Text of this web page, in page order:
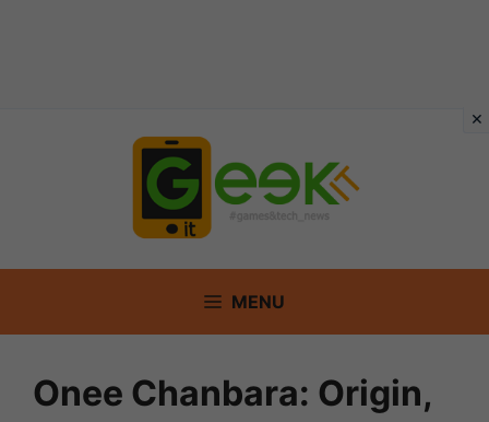
MENU
Onee Chanbara: Origin,